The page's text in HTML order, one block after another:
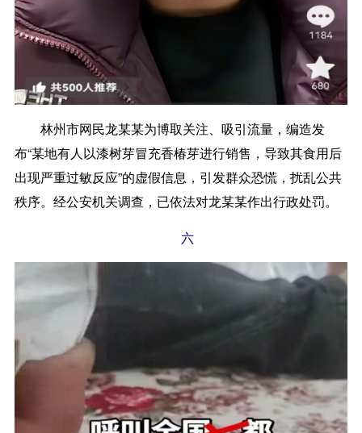
林州市网民龙某某为博取关注、吸引流量，编造发
布“某地有人以漆树芽冒充香椿芽进行销售，导致其食用后
出现严重过敏反应”的虚假信息，引发群众恐慌，扰乱公共
秩序。经公安机关调查，已依法对龙某某作出行政处罚。
六